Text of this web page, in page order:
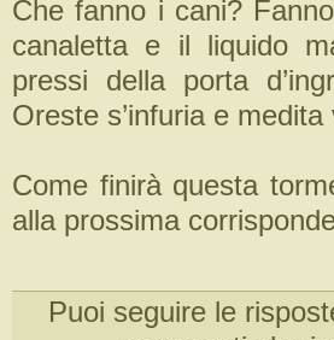
Che fanno i cani?
canaletta e il liquido
pressi della porta
Oreste s’infuria e medita
Come finirà questa
alla prossima
Puoi seguire le